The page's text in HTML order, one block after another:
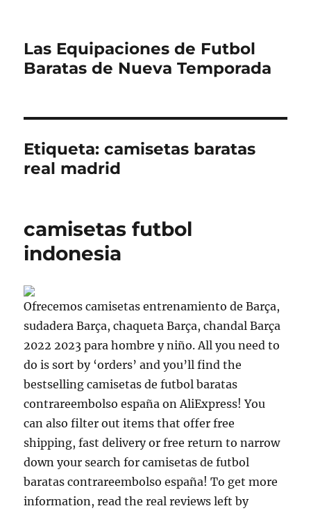
Las Equipaciones de Futbol
Baratas de Nueva Temporada
Etiqueta:camisetas baratas
real madrid
camisetas futbol
indonesia
Ofrecemos camisetas entrenamiento de Barça,
sudadera Barça, chaqueta Barça, chandal Barça
2022 2023 para hombre y niño. All you need to
do is sort by ‘orders’ and you’ll find the
bestselling camisetas de futbol baratas
contrareembolso españa on AliExpress! You
can also filter out items that offer free
shipping, fast delivery or free return to narrow
down your search for camisetas de futbol
baratas contrareembolso españa! To get more
information, read the real reviews left by